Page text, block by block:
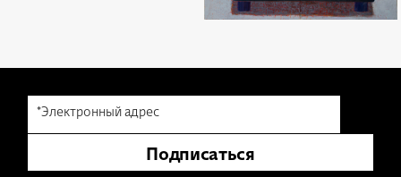
*Электронный адрес
Подписаться